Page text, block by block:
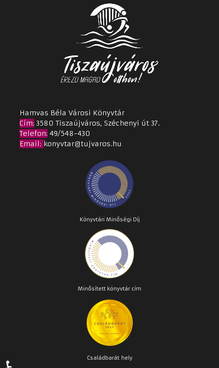
Hamvas Béla Városi Könyvtár
Cím: 3580 Tiszaújváros, Széchenyi út 37.
Telefon: 49/548-430
Email: konyvtar@tujvaros.hu
Könyvtári Minőségi Díj
Minősített könyvtár cím
Családbarát hely